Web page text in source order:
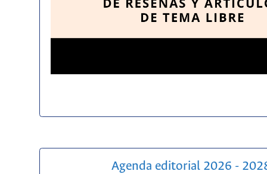
Agenda editorial 2026 -